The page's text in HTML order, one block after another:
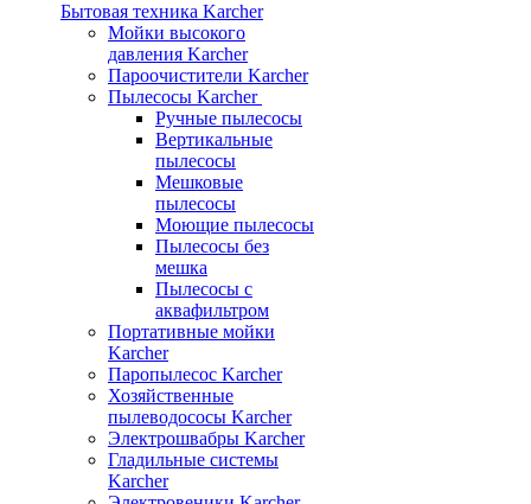
Бытовая техника Karcher
Мойки высокого
давления Karcher
Пароочистители Karcher
Пылесосы Karcher
Ручные пылесосы
Вертикальные
пылесосы
Мешковые
пылесосы
Моющие пылесосы
Пылесосы без
мешка
Пылесосы с
аквафильтром
Портативные мойки
Karcher
Паропылесос Karcher
Хозяйственные
пылеводососы Karcher
Электрошвабры Karcher
Гладильные системы
Karcher